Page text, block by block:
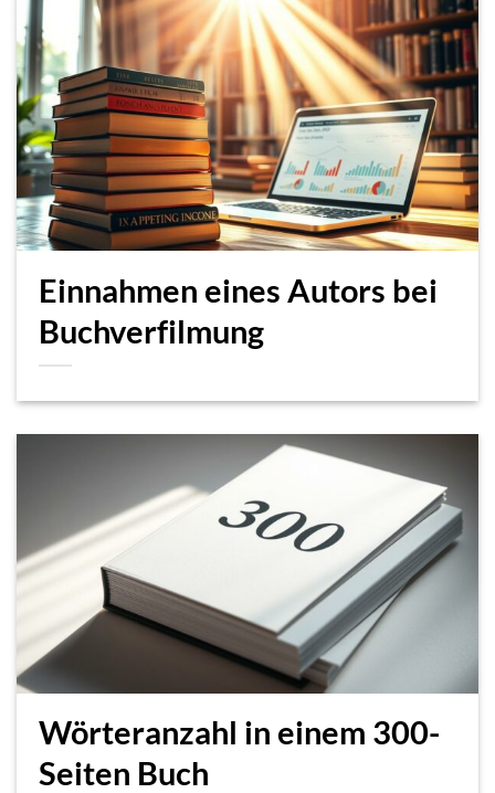
Einnahmen eines Autors bei
Buchverfilmung
Wörteranzahl in einem 300-
Seiten Buch